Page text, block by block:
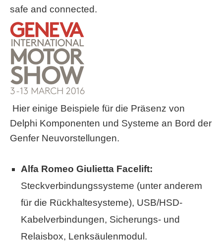
safe and connected.
Hier einige Beispiele für die Präsenz von
Delphi Komponenten und Systeme an Bord der
Genfer Neuvorstellungen.
Alfa Romeo Giulietta Facelift:
Steckverbindungssysteme (unter anderem
für die Rückhaltesysteme), USB/HSD-
Kabelverbindungen, Sicherungs- und
Relaisbox, Lenksäulenmodul.